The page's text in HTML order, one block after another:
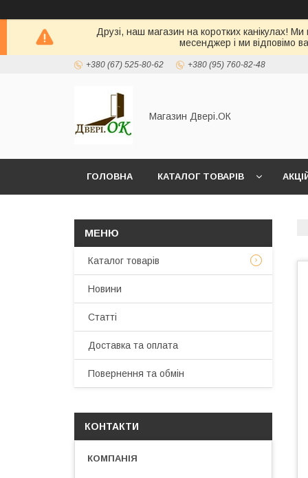
Друзі, наш магазин на коротких канікулах!
месенджер і ми відповімо
+380 (67) 525-80-62 +380 (95) 760-82-48
Магазин Двері.ОК
ГОЛОВНА КАТАЛОГ ТОВАРІВ
Каталог товарів
Новини
Статті
Доставка та оплата
Повернення та обмін
КОНТАКТИ